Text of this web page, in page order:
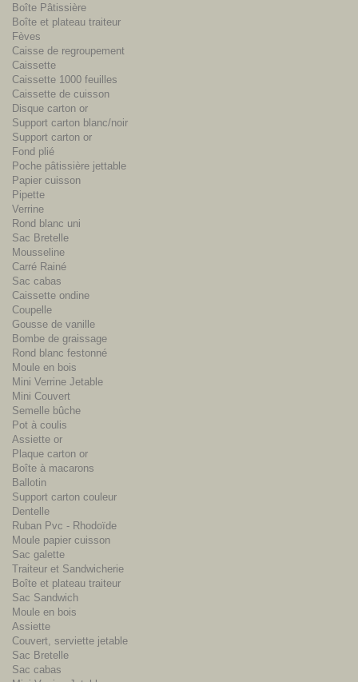
Boîte Pâtissière
Boîte et plateau traiteur
Fèves
Caisse de regroupement
Caissette
Caissette 1000 feuilles
Caissette de cuisson
Disque carton or
Support carton blanc/noir
Support carton or
Fond plié
Poche pâtissière jettable
Papier cuisson
Pipette
Verrine
Rond blanc uni
Sac Bretelle
Mousseline
Carré Rainé
Sac cabas
Caissette ondine
Coupelle
Gousse de vanille
Bombe de graissage
Rond blanc festonné
Moule en bois
Mini Verrine Jetable
Mini Couvert
Semelle bûche
Pot à coulis
Assiette or
Plaque carton or
Boîte à macarons
Ballotin
Support carton couleur
Dentelle
Ruban Pvc - Rhodoïde
Moule papier cuisson
Sac galette
Traiteur et Sandwicherie
Boîte et plateau traiteur
Sac Sandwich
Moule en bois
Assiette
Couvert, serviette jetable
Sac Bretelle
Sac cabas